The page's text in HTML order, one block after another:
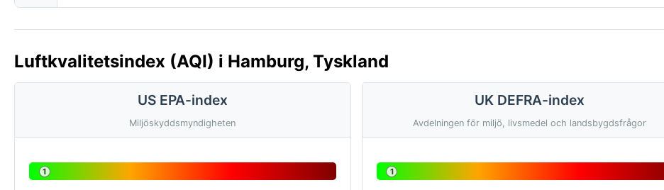
Luftkvalitetsindex (AQI) i Hamburg, Tyskland
US EPA-index
Miljöskyddsmyndigheten
1
UK DEFRA-index
Avdelningen för miljö, livsmedel och landsbygdsfrågor
1